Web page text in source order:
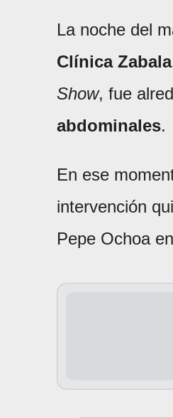
La noche del
Clínica Zabala
Show, fue
abdominales.
En ese
intervención
Pepe Ochoa en